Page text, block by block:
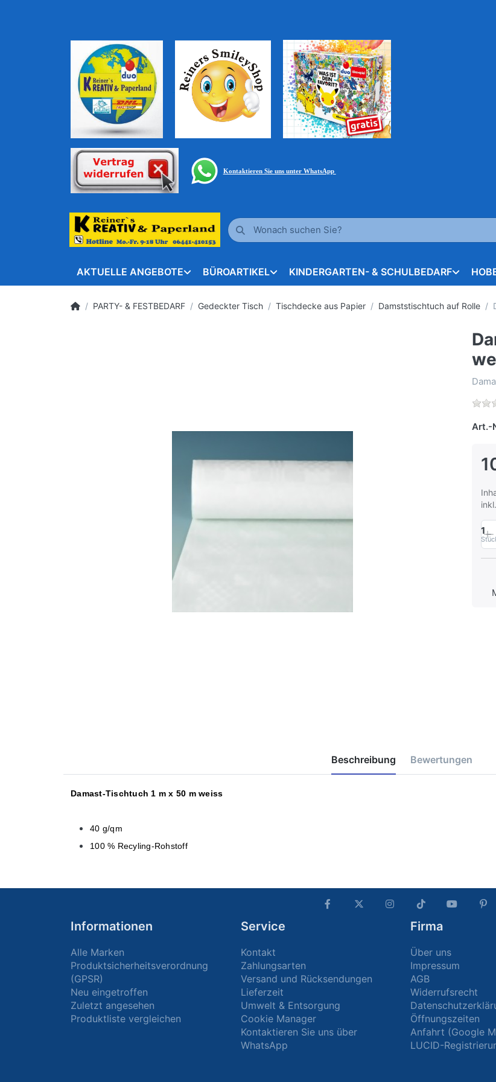
Kontaktieren Sie uns unter WhatsApp
AKTUELLE ANGEBOTE BÜROARTIKEL KINDERGARTEN- & SCHULBEDARF
PARTY- & FESTBEDARF Gedeckter Tisch Tischdecke aus Papier Damststischtuch auf Rolle
Art.-
1
Beschreibung Bewertungen
Damast-Tischtuch 1 m x 50 m weiss
40 g/qm
100 % Recyling-Rohstoff
Informationen
Alle Marken
Produktsicherheitsverordnung
(GPSR)
Neu eingetroffen
Zuletzt angesehen
Produktliste vergleichen
Service
Kontakt
Zahlungsarten
Versand und Rücksendungen
Lieferzeit
Umwelt & Entsorgung
Cookie Manager
Kontaktieren Sie uns über
WhatsApp
Firma
Über uns
Impressum
AGB
Widerrufsrecht
Öffnungszeiten
Anfahrt (Google
LUCID-